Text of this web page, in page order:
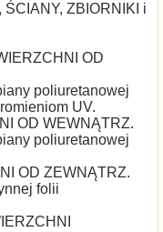
ŚCIANY, ZBIORNIKI i
OD
poliuretanowej
UV.
OD WEWNĄTRZ.
poliuretanowej
OD ZEWNĄTRZ.
folii